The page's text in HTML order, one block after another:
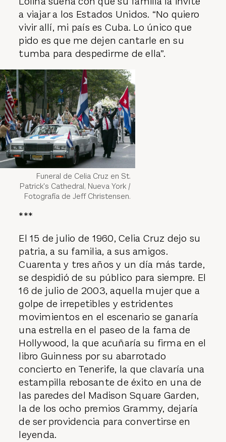
a viajar a los Estados Unidos. “No quiero
vivir allí, mi país es Cuba. Lo único que
pido es que me dejen cantarle en su
tumba para despedirme de ella”.
Funeral de Celia Cruz en St.
Patrick's Cathedral, Nueva York /
Fotografía de Jeff Christensen.
***
El 15 de julio de 1960, Celia Cruz dejo su
patria, a su familia, a sus amigos.
Cuarenta y tres años y un día más tarde,
se despidió de su público para siempre. El
16 de julio de 2003, aquella mujer que a
golpe de irrepetibles y estridentes
movimientos en el escenario se ganaría
una estrella en el paseo de la fama de
Hollywood, la que acuñaría su firma en el
libro Guinness por su abarrotado
concierto en Tenerife, la que clavaría una
estampilla rebosante de éxito en una de
las paredes del Madison Square Garden,
la de los ocho premios Grammy, dejaría
de ser providencia para convertirse en
leyenda.